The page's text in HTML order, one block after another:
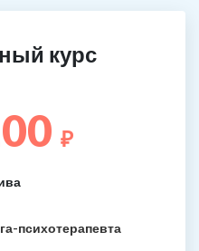
курс
₽
психотерапевта